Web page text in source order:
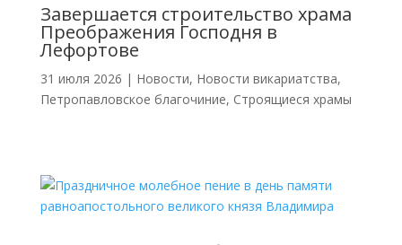
Завершается строительство храма
Преображения Господня в
Лефортове
31 июля 2026 | Новости, Новости викариатства,
Петропавловское благочиние, Строящиеся храмы